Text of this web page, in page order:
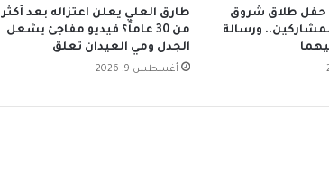
حفل طلاق شروق
ورسالة
طارق العلي يعلن اعتزاله بعد أكثر
من 30 عاماً؟ فيديو مفاجئ يشعل
الجدل ومي العيدان تعلق
أغسطس 9, 2026